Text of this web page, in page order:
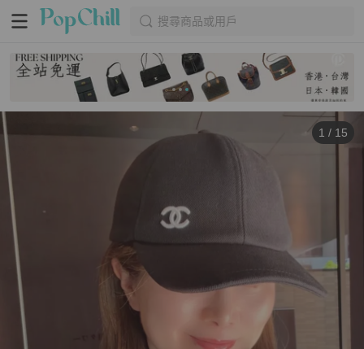
搜尋商品或用戶
1 / 15